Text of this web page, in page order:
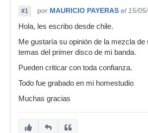
#1 por MAURICIO PAYERAS el 15/
Hola, les escribo desde chile.
Me gustaría su opinión de la mezcla de
temas del primer disco de mi banda.
Pueden criticar con toda confianza.
Todo fue grabado en mi homestudio
Muchas gracias